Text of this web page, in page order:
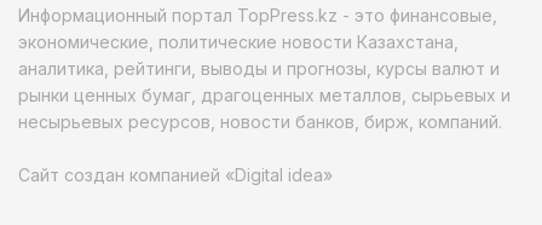
Информационный портал TopPress.kz - это финансовые,
экономические, политические новости Казахстана,
аналитика, рейтинги, выводы и прогнозы, курсы валют и
рынки ценных бумаг, драгоценных металлов, сырьевых и
несырьевых ресурсов, новости банков, бирж, компаний.
Сайт создан компанией «Digital idea»